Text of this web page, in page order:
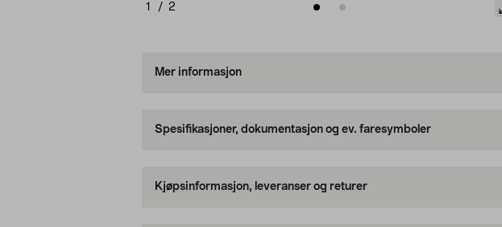
1 / 2
Mer informasjon
Spesifikasjoner, dokumentasjon og ev. faresymboler
Kjøpsinformasjon, leveranser og returer